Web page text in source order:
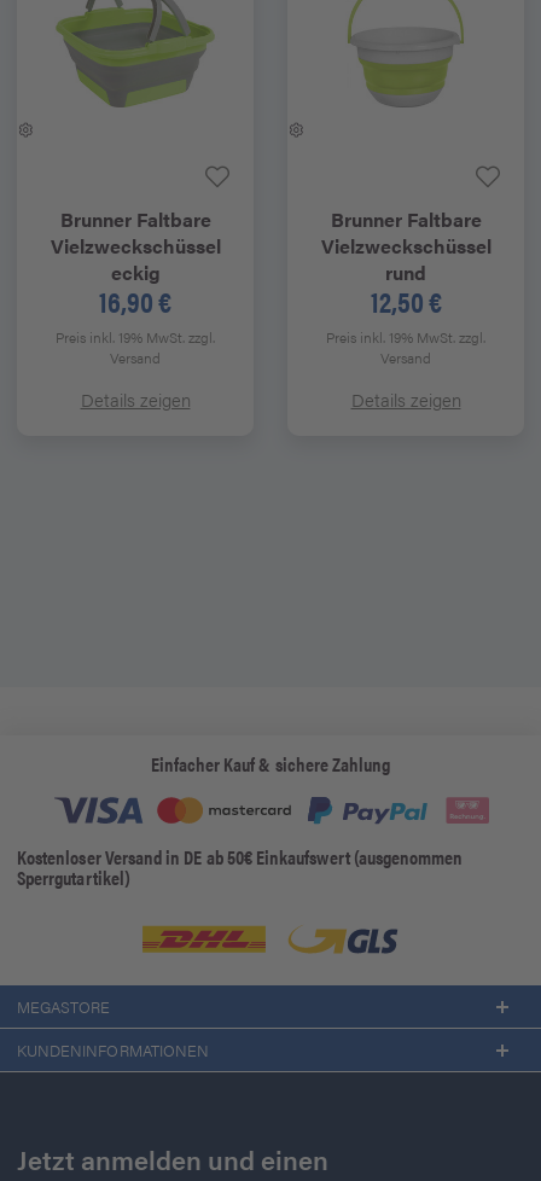
BrunnerFaltbare
Vielzweckschüssel
eckig
16,90 €
Preis inkl. 19% MwSt.zzgl.
Versand
Details zeigen
BrunnerFaltbare
Vielzweckschüssel
rund
12,50 €
Preis inkl. 19% MwSt.zzgl.
Versand
Details zeigen
Einfacher Kauf & sichere Zahlung
Kostenloser Versand in DE ab 50€ Einkaufswert (ausgenommen
Sperrgutartikel)
MEGASTORE
KUNDENINFORMATIONEN
Jetzt anmelden und einen